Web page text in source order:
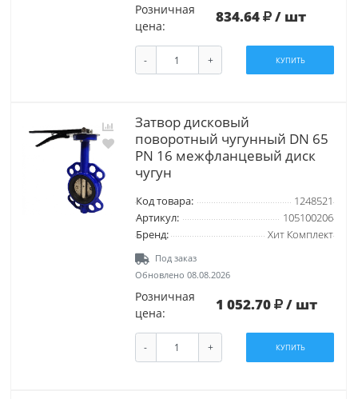
Розничная
цена:
834.64 / шт
- + КУПИТЬ
Затвор дисковый
поворотный чугунный DN 65
PN 16 межфланцевый диск
чугун
Код товара:
1248521
Артикул:
105100206
Бренд:
Хит Комплект
Под заказ
Обновлено 08.08.2026
Розничная
цена:
1 052.70 / шт
- + КУПИТЬ